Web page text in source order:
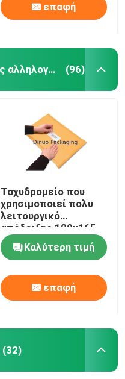
επαφή
Χονδρό φυσαλίδας λίστες αλληλογραφίας (96)
Ταχυδρομείο που
χρησιμοποιεί πολυ
λειτουργικό
απόδειξης 120x165
ακτινοβολίας Mailers
φυσαλίδων της Kraft
Καλύτερη τιμή
επαφή
(32)